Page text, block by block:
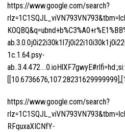
https://www.google.com/search?
1c.1.64.psy-
https://www.google.com/search?
RFquxaXICNfY-